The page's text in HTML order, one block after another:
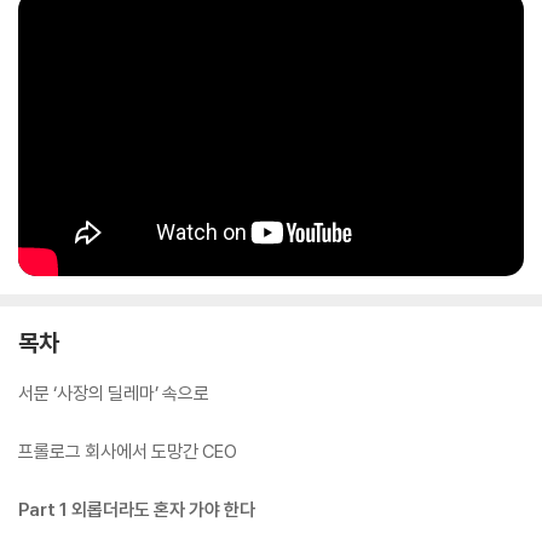
목차
서문 ‘사장의 딜레마’ 속으로
프롤로그 회사에서 도망간 CEO
Part 1 외롭더라도 혼자 가야 한다